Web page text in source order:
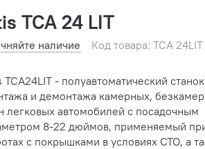
TCA 24 LIT
наличие Код товара: TCA 24LIT
TCA24LIT - полуавтоматический
и демонтажа камерных,
легковых автомобилей с посадочным
8-22 дюймов, применяемый
с покрышками в условиях СТО, а